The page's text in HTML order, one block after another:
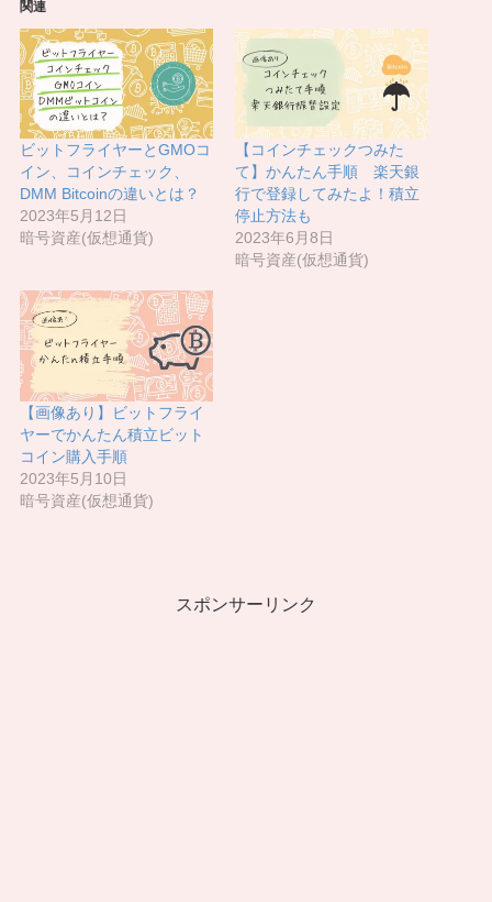
関連
ビットフライヤーとGMOコ
イン、コインチェック、
DMM Bitcoinの違いとは？
2023年5月12日
暗号資産(仮想通貨)
【コインチェックつみた
て】かんたん手順 楽天銀
行で登録してみたよ！積立
停止方法も
2023年6月8日
暗号資産(仮想通貨)
【画像あり】ビットフライ
ヤーでかんたん積立ビット
コイン購入手順
2023年5月10日
暗号資産(仮想通貨)
スポンサーリンク